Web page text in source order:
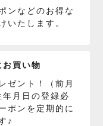
ンなどのお得な
いたします。
買い物
ゼント！（前月
月日の登録必
ポンを定期的に
♪